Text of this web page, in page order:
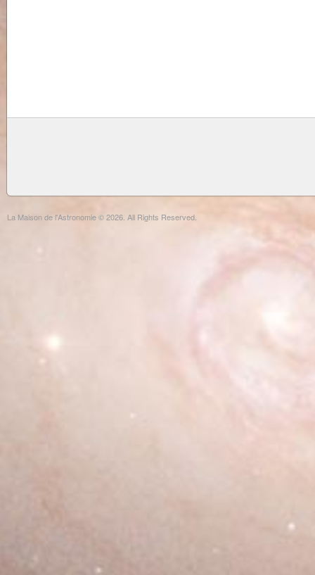
La Maison de l'Astronomie © 2026. All Rights Reserved.